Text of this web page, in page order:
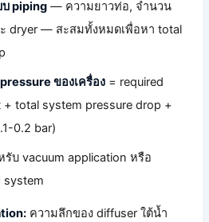
บ piping — ความยาวท่อ, จำนวน
dryer — สะสมทั้งหมดเพื่อหา total
ของเครื่อง = required
+ total system pressure drop +
0.2 bar)
บ vacuum application หรือ
system
ความลึกของ diffuser ใต้น้ำ